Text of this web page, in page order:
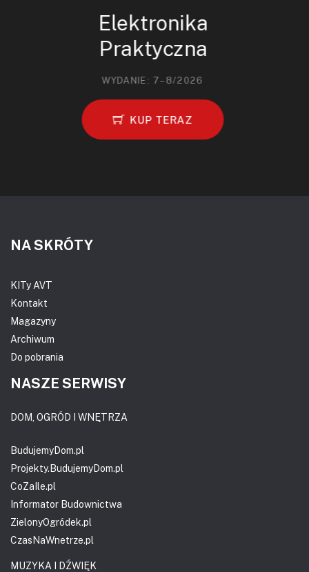
Elektronika
Praktyczna
WYDANIE: 7–8/2026
KUP TERAZ
NA SKRÓTY
KITy AVT
Kontakt
Magazyny
Archiwum
Do pobrania
NASZE SERWISY
DOM, OGRÓD I WNĘTRZA
BudujemyDom.pl
Projekty.BudujemyDom.pl
CoZaIle.pl
Informator Budownictwa
ZielonyOgródek.pl
CzasNaWnetrze.pl
MUZYKA I DŹWIĘK